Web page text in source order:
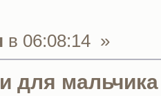
в 06:08:14 »
для мальчика